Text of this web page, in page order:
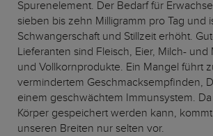
Spurenelement. Der Bedarf für
sieben bis zehn Milligramm pro Tag und
Schwangerschaft und Stillzeit erhöht.
Lieferanten sind Fleisch, Eier, Milch-
und Vollkornprodukte. Ein Mangel führt
vermindertem Geschmacksempfinden,
einem geschwächtem Immunsystem.
Körper gespeichert werden kann,
unseren Breiten nur selten vor.